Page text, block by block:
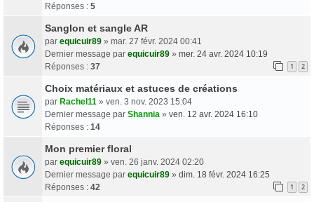
Réponses : 5
Sanglon et sangle AR
par equicuir89 » mar. 27 févr. 2024 00:41
Dernier message par equicuir89 » mer. 24 avr. 2024 10:19
Réponses : 37 1 2
Choix matériaux et astuces de créations
par Rachel11 » ven. 3 nov. 2023 15:04
Dernier message par Shannia » ven. 12 avr. 2024 16:10
Réponses : 14
Mon premier floral
par equicuir89 » ven. 26 janv. 2024 02:20
Dernier message par equicuir89 » dim. 18 févr. 2024 16:25
Réponses : 42 1 2